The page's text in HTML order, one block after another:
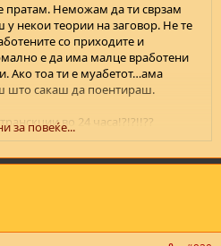
Неможам да ти сврзам
у некои теории на заговор. Не те
со приходите и
е да има малце вработени
Ако тоа ти е муабетот…ама
што сакаш да поентираш.
во 24 часа!?!?!!??
да стават 3000 денари гориво во
и Веро до 2 трансакции во
за повеќе...